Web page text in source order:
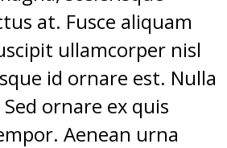
at. Fusce aliquam
ullamcorper nisl
id ornare est. Nulla
ornare ex quis
Aenean urna